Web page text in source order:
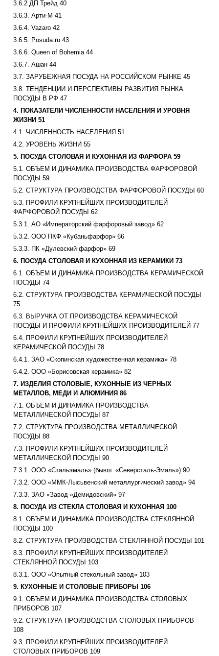
3.6.2 ДП Трейд 40
3.6.3. Арти-М 41
3.6.4. Vazaro 42
3.6.5. Posuda.ru 43
3.6.6. Queen of Bohemia 44
3.6.7. Ашан 44
3.7. ЗАРУБЕЖНАЯ ПОСУДА НА РОССИЙСКОМ РЫНКЕ 45
3.8. ТЕНДЕНЦИИ И ПЕРСПЕКТИВЫ РАЗВИТИЯ РЫНКА
ПОСУДЫ В РФ 47
4. ПОКАЗАТЕЛИ ЧИСЛЕННОСТИ НАСЕЛЕНИЯ И УРОВНЯ
ЖИЗНИ 51
4.1. ЧИСЛЕННОСТЬ НАСЕЛЕНИЯ 51
4.2. УРОВЕНЬ ЖИЗНИ 55
5. ПОСУДА СТОЛОВАЯ И КУХОННАЯ ИЗ ФАРФОРА 59
5.1. ОБЪЕМ И ДИНАМИКА ПРОИЗВОДСТВА ФАРФОРОВОЙ
ПОСУДЫ 59
5.2. СТРУКТУРА ПРОИЗВОДСТВА ФАРФОРОВОЙ ПОСУДЫ 60
5.3. ПРОФИЛИ КРУПНЕЙШИХ ПРОИЗВОДИТЕЛЕЙ
ФАРФОРОВОЙ ПОСУДЫ 62
5.3.1. АО «Императорский фарфоровый завод» 62
5.3.2. ООО ПКФ «Кубаньфарфор» 66
5.3.3. ПК «Дулевский фарфор» 69
6. ПОСУДА СТОЛОВАЯ И КУХОННАЯ ИЗ КЕРАМИКИ 73
6.1. ОБЪЕМ И ДИНАМИКА ПРОИЗВОДСТВА КЕРАМИЧЕСКОЙ
ПОСУДЫ 74
6.2. СТРУКТУРА ПРОИЗВОДСТВА КЕРАМИЧЕСКОЙ ПОСУДЫ
75
6.3. ВЫРУЧКА ОТ ПРОИЗВОДСТВА КЕРАМИЧЕСКОЙ
ПОСУДЫ И ПРОФИЛИ КРУПНЕЙШИХ ПРОИЗВОДИТЕЛЕЙ 77
6.4. ПРОФИЛИ КРУПНЕЙШИХ ПРОИЗВОДИТЕЛЕЙ
КЕРАМИЧЕСКОЙ ПОСУДЫ 78
6.4.1. ЗАО «Скопинская художественная керамика» 78
6.4.2. ООО «Борисовская керамика» 82
7. ИЗДЕЛИЯ СТОЛОВЫЕ, КУХОННЫЕ ИЗ ЧЕРНЫХ
МЕТАЛЛОВ, МЕДИ И АЛЮМИНИЯ 86
7.1. ОБЪЕМ И ДИНАМИКА ПРОИЗВОДСТВА
МЕТАЛЛИЧЕСКОЙ ПОСУДЫ 87
7.2. СТРУКТУРА ПРОИЗВОДСТВА МЕТАЛЛИЧЕСКОЙ
ПОСУДЫ 88
7.3. ПРОФИЛИ КРУПНЕЙШИХ ПРОИЗВОДИТЕЛЕЙ
МЕТАЛЛИЧЕСКОЙ ПОСУДЫ 90
7.3.1. ООО «Стальэмаль» (бывш. «Северсталь-Эмаль») 90
7.3.2. ООО «ММК-Лысьвенский металлургический завод» 94
7.3.3. ЗАО «Завод «Демидовский» 97
8. ПОСУДА ИЗ СТЕКЛА СТОЛОВАЯ И КУХОННАЯ 100
8.1. ОБЪЕМ И ДИНАМИКА ПРОИЗВОДСТВА СТЕКЛЯННОЙ
ПОСУДЫ 100
8.2. СТРУКТУРА ПРОИЗВОДСТВА СТЕКЛЯННОЙ ПОСУДЫ 101
8.3. ПРОФИЛИ КРУПНЕЙШИХ ПРОИЗВОДИТЕЛЕЙ
СТЕКЛЯННОЙ ПОСУДЫ 103
8.3.1. ООО «Опытный стекольный завод» 103
9. КУХОННЫЕ И СТОЛОВЫЕ ПРИБОРЫ 106
9.1. ОБЪЕМ И ДИНАМИКА ПРОИЗВОДСТВА СТОЛОВЫХ
ПРИБОРОВ 107
9.2. СТРУКТУРА ПРОИЗВОДСТВА СТОЛОВЫХ ПРИБОРОВ
108
9.3. ПРОФИЛИ КРУПНЕЙШИХ ПРОИЗВОДИТЕЛЕЙ
СТОЛОВЫХ ПРИБОРОВ 109